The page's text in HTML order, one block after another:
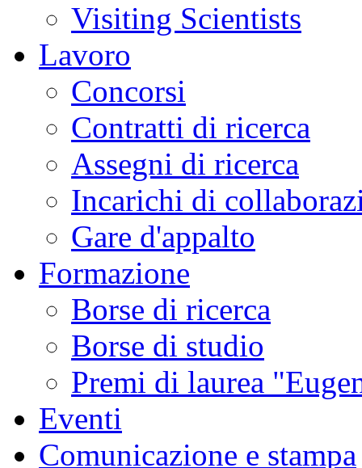
Visiting Scientists
Lavoro
Concorsi
Contratti di ricerca
Assegni di ricerca
Incarichi di
Gare d'appalto
Formazione
Borse di ricerca
Borse di studio
Premi di laurea
Eventi
Comunicazione e stampa